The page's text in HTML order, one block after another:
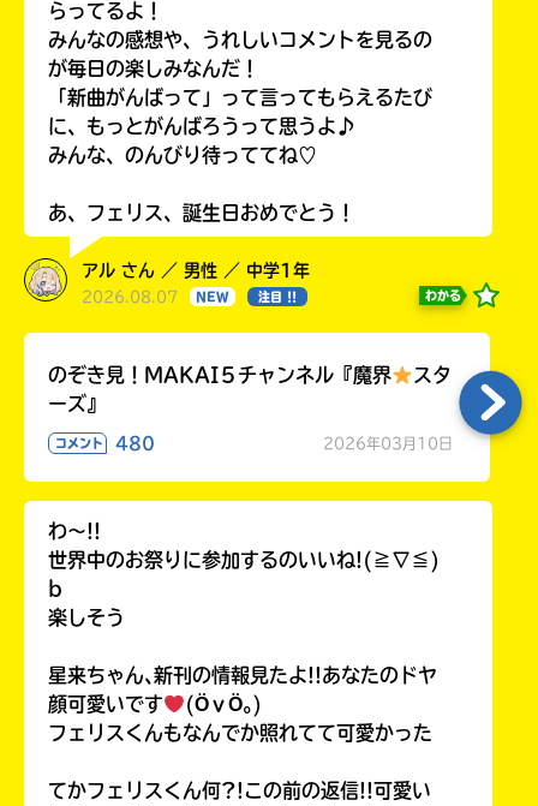
らってるよ！
みんなの感想や、うれしいコメントを見るの
が毎日の楽しみなんだ！
「新曲がんばって」って言ってもらえるたび
に、もっとがんばろうって思うよ♪
みんな、のんびり待っててね♡
あ、フェリス、誕生日おめでとう！
アル さん ／ 男性 ／ 中学1年
2026.08.07 NEW 注目 !! わかる
のぞき見！MAKAI５チャンネル『魔界
スタ
ーズ』
コメント 480 2026年03月10日
わ〜!!
世界中のお祭りに参加するのいいね!(≧∇≦)
b
楽しそう
星来ちゃん､新刊の情報見たよ!!あなたのドヤ
顔可愛いです
(ӦｖӦ｡)
フェリスくんもなんでか照れてて可愛かった
てかフェリスくん何?!この前の返信!!可愛い